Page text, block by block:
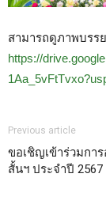
สามารถดูภาพบรร
https://
Previous article
ขอเชิญเข้าร่วมกา
สั้นฯ ประจำปี 2567